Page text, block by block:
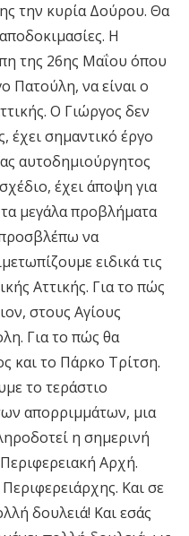
την κυρία Δούρου. Θα
Η
της 26ης Μαΐου όπου
Πατούλη, να είναι ο
Ο Γιώργος δεν
έχει σημαντικό έργο
αυτοδημιούργητος
έχει άποψη για
μεγάλα προβλήματα
να
ειδικά τις
Αττικής. Για το πώς
στους Αγίους
Για το πώς θα
και το Πάρκο Τρίτση.
το τεράστιο
απορριμμάτων, μια
η σημερινή
Αρχή.
Και σε
δουλειά! Και εσάς